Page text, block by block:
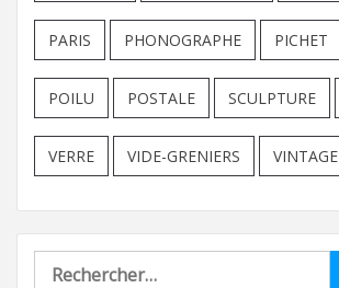
PARIS PHONOGRAPHE PICHET
POILU POSTALE SCULPTURE
VERRE VIDE-GRENIERS VINTAGE
Rechercher :